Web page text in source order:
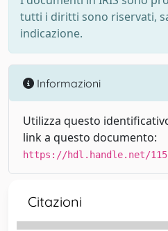
tutti i diritti sono riservati,
indicazione.
Informazioni
Utilizza questo
link a questo documento:
https://hdl.handle.net/
Citazioni